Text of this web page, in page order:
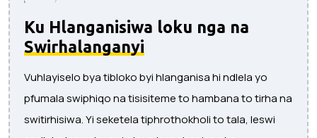
Ku Hlanganisiwa loku nga na
Swirhalanganyi
Vuhlayiselo bya tibloko byi hlanganisa hi ndlela yo
pfumala swiphiqo na tisisiteme to hambana to tirha na
switirhisiwa. Yi seketela tiphrothokholi to tala, leswi